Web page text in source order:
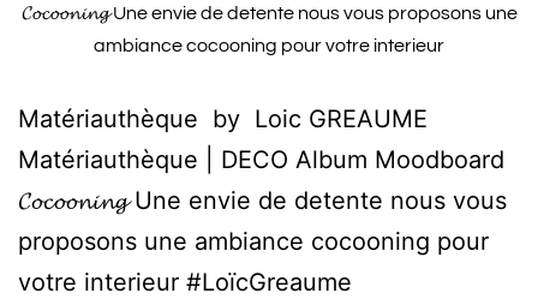
𝓒𝓸𝓬𝓸𝓸𝓷𝓲𝓷𝓰 Une envie de detente nous vous proposons une
ambiance cocooning pour votre interieur
Matériauthèque by Loic GREAUME
Matériauthèque | DECO Album Moodboard
𝓒𝓸𝓬𝓸𝓸𝓷𝓲𝓷𝓰 Une envie de detente nous vous
proposons une ambiance cocooning pour
votre interieur #LoïcGreaume